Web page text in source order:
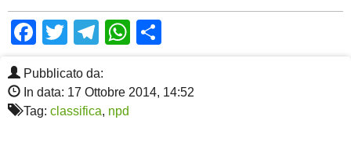
Facebook
TwitterTelegram
WhatsApp
Pubblicato da:
In data: 17 Ottobre 2014, 14:52
Tag: classifica, npd